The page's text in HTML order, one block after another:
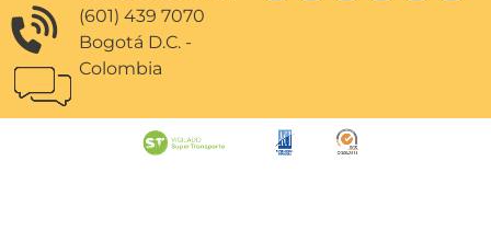
(601) 439 7070
Bogotá D.C. -
Colombia